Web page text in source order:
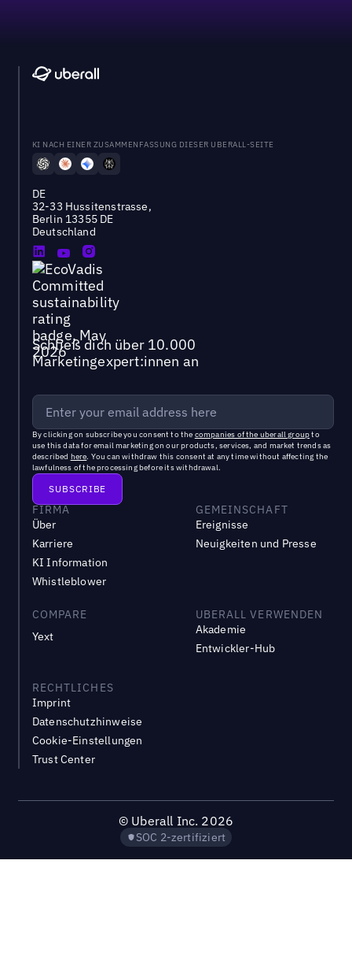
KI NACH EINER ZUSAMMENFASSUNG DIESER UBERALL-SEITE
DE
32-33 Hussitenstrasse,
Berlin 13355 DE
Deutschland
Schließ dich über 10.000
Marketingexpert:innen an
By clicking on subscribe you consent to the companies of the uberall groupto
use this data for email marketing on our products, services, and market trends as
described here. You can withdraw this consent at any time without affecting the
lawfulness of the processing before its withdrawal.
FIRMA
Über
Karriere
KI Information
Whistleblower
GEMEINSCHAFT
Ereignisse
Neuigkeiten und Presse
COMPARE
Yext
UBERALL VERWENDEN
Akademie
Entwickler-Hub
RECHTLICHES
Imprint
Datenschutzhinweise
Cookie-Einstellungen
Trust Center
© Uberall Inc. 2026
SOC 2-zertifiziert